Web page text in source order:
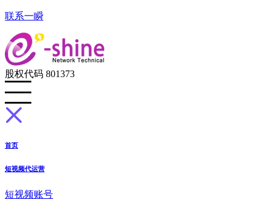
联系一瞬
股权代码 801373
首页
短视频代运营
短视频账号